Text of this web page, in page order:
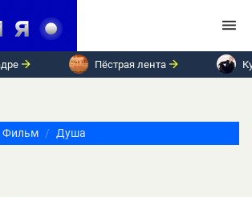
Пёстрая лента
Фильм Душа